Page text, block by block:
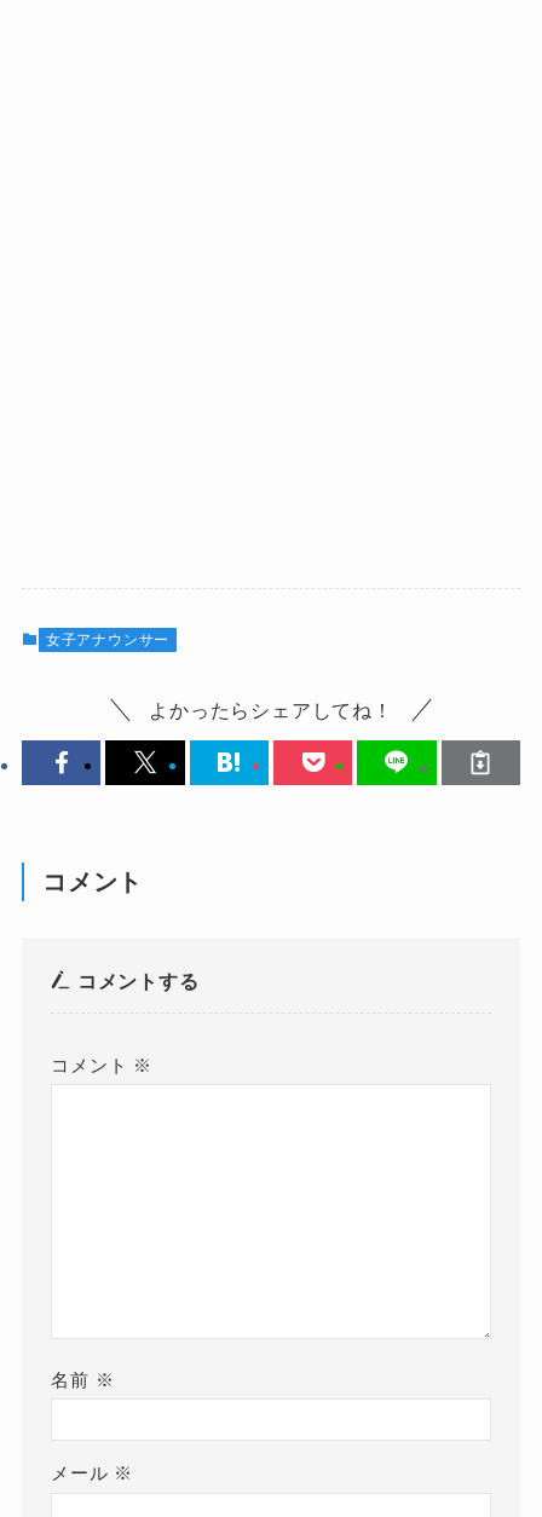
女子アナウンサー
よかったらシェアしてね！
コメント
コメントする
コメント ※
名前 ※
メール ※